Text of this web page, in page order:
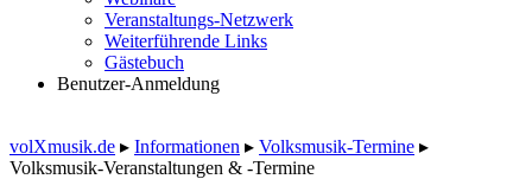
Veranstaltungs-Netzwerk
Weiterführende Links
Gästebuch
Benutzer-Anmeldung
volXmusik.de ▸ Informationen ▸ Volksmusik-Termine ▸
Volksmusik-Veranstaltungen & -Termine